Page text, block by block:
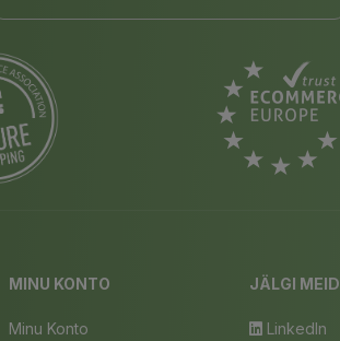
MINU KONTO
Minu Konto
JÄLGI MEID
LinkedIn